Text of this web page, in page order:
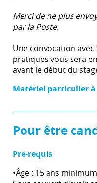
Merci de ne plus
par la Poste.
Une convocation
pratiques vous sera
avant le début du
Matériel particulier
Pour être
Pré-requis
•Âge : 15 ans minimum